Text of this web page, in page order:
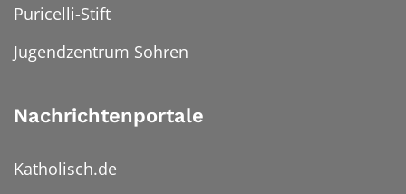
Puricelli-Stift
Jugendzentrum Sohren
Nachrichtenportale
Katholisch.de